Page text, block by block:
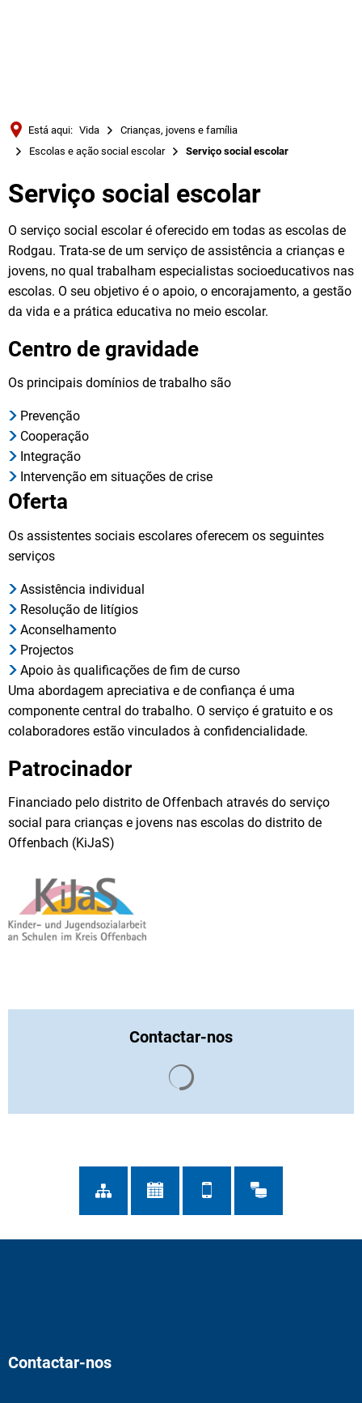
Русский
Deutsch MENÜ
Está aqui: Vida
Crianças, jovens e família
Escolas e ação social escolar
Serviço social escolar
Serviço social escolar
O serviço social escolar é oferecido em todas as escolas de
Rodgau. Trata-se de um serviço de assistência a crianças e
jovens, no qual trabalham especialistas socioeducativos nas
escolas. O seu objetivo é o apoio, o encorajamento, a gestão
da vida e a prática educativa no meio escolar.
Centro de gravidade
Os principais domínios de trabalho são
Prevenção
Cooperação
Integração
Intervenção em situações de crise
Oferta
Os assistentes sociais escolares oferecem os seguintes
serviços
Assistência individual
Resolução de litígios
Aconselhamento
Projectos
Apoio às qualificações de fim de curso
Uma abordagem apreciativa e de confiança é uma
componente central do trabalho. O serviço é gratuito e os
colaboradores estão vinculados à confidencialidade.
Patrocinador
Financiado pelo distrito de Offenbach através do serviço
social para crianças e jovens nas escolas do distrito de
Offenbach (KiJaS)
Contactar-nos
Contactar-nos